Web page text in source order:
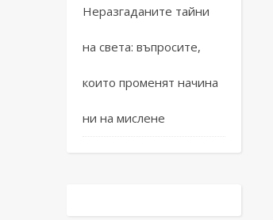
Неразгаданите тайни
на света: въпросите,
които променят начина
ни на мислене